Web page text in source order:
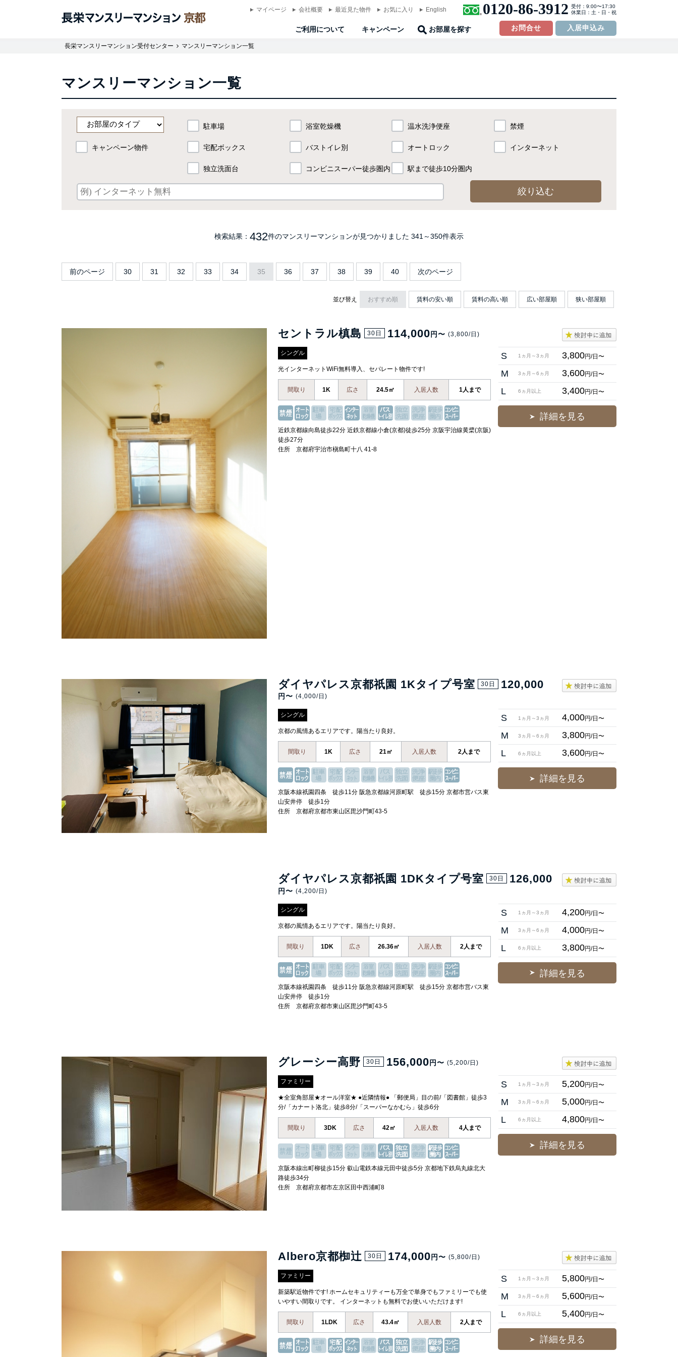
マイページ 会社概要 最近見た物件 お気に入り English 0120-86-3912 受付：9:00〜17:30
休業日：土・日・祝
ご利用について キャンペーン お部屋を探す お問合せ 入居申込み
長栄マンスリーマンション受付センター マンスリーマンション一覧
マンスリーマンション一覧
キャンペーン物件
駐車場 浴室乾燥機 温水洗浄便座 禁煙
宅配ボックス バストイレ別 オートロック インターネット
独立洗面台 コンビニスーパー徒歩圏内 駅まで徒歩10分圏内
検索結果： 432件のマンスリーマンションが見つかりました 341～350件表示
前のページ 30 31 32 33 34 35 36 37 38 39 40 次のページ
並び替え おすすめ順 賃料の安い順 賃料の高い順 広い部屋順 狭い部屋順
セントラル槙島 30日 114,000 円〜 (3,800/日)
シングル
光インターネットWiFi無料導入、セパレート物件です!
間取り 1K 広さ 24.5㎡ 入居人数 1人まで
近鉄京都線向島徒歩22分 近鉄京都線小倉(京都)徒歩25分 京阪宇治線黄檗(京阪)
徒歩27分
住所 京都府宇治市槇島町十八 41-8
S 1ヵ月～3ヵ月 3,800円/日〜
M 3ヵ月～6ヵ月 3,600円/日〜
L 6ヵ月以上 3,400円/日〜
詳細を見る
ダイヤパレス京都祇園 1Kタイプ号室 30日 120,000
円〜 (4,000/日)
シングル
京都の風情あるエリアです。陽当たり良好。
間取り 1K 広さ 21㎡ 入居人数 2人まで
京阪本線祇園四条 徒歩11分 阪急京都線河原町駅 徒歩15分 京都市営バス東
山安井停 徒歩1分
住所 京都府京都市東山区毘沙門町43-5
S 1ヵ月～3ヵ月 4,000円/日〜
M 3ヵ月～6ヵ月 3,800円/日〜
L 6ヵ月以上 3,600円/日〜
詳細を見る
ダイヤパレス京都祇園 1DKタイプ号室 30日 126,000
円〜 (4,200/日)
シングル
京都の風情あるエリアです。陽当たり良好。
間取り 1DK 広さ 26.36㎡ 入居人数 2人まで
京阪本線祇園四条 徒歩11分 阪急京都線河原町駅 徒歩15分 京都市営バス東
山安井停 徒歩1分
住所 京都府京都市東山区毘沙門町43-5
S 1ヵ月～3ヵ月 4,200円/日〜
M 3ヵ月～6ヵ月 4,000円/日〜
L 6ヵ月以上 3,800円/日〜
詳細を見る
グレーシー高野 30日 156,000 円〜 (5,200/日)
ファミリー
★全室角部屋★オール洋室★ ●近隣情報● 「郵便局」目の前/「図書館」徒歩3
分/「カナート洛北」徒歩8分/「スーパーなかむら」徒歩6分
間取り 3DK 広さ 42㎡ 入居人数 4人まで
京阪本線出町柳徒歩15分 叡山電鉄本線元田中徒歩5分 京都地下鉄烏丸線北大
路徒歩34分
住所 京都府京都市左京区田中西浦町8
S 1ヵ月～3ヵ月 5,200円/日〜
M 3ヵ月～6ヵ月 5,000円/日〜
L 6ヵ月以上 4,800円/日〜
詳細を見る
Albero京都椥辻 30日 174,000 円〜 (5,800/日)
ファミリー
新築駅近物件です! ホームセキュリティーも万全で単身でもファミリーでも使
いやすい間取りです。 インターネットも無料でお使いいただけます!
間取り 1LDK 広さ 43.4㎡ 入居人数 2人まで
S 1ヵ月～3ヵ月 5,800円/日〜
M 3ヵ月～6ヵ月 5,600円/日〜
L 6ヵ月以上 5,400円/日〜
詳細を見る